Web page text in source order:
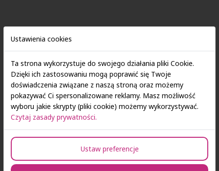
Ustawienia cookies
Ta strona wykorzystuje do swojego działania pliki Cookie.
Dzięki ich zastosowaniu mogą poprawić się Twoje
doświadczenia związane z naszą stroną oraz możemy
pokazywać Ci spersonalizowane reklamy. Masz możliwość
wyboru jakie skrypty (pliki cookie) możemy wykorzystywać.
Czytaj zasady prywatności.
Ustaw preferencje